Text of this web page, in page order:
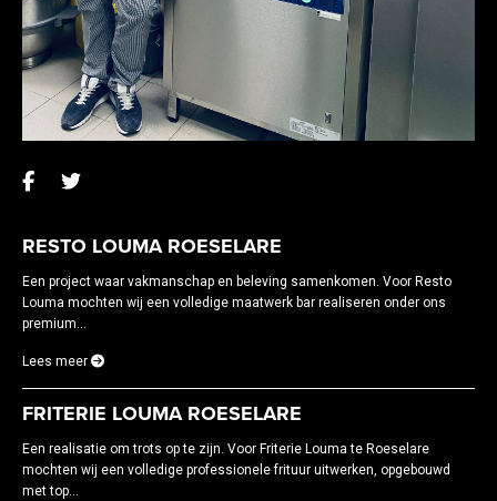
RESTO LOUMA ROESELARE
Een project waar vakmanschap en beleving samenkomen. Voor Resto
Louma mochten wij een volledige maatwerk bar realiseren onder ons
premium...
Lees meer
FRITERIE LOUMA ROESELARE
Een realisatie om trots op te zijn. Voor Friterie Louma te Roeselare
mochten wij een volledige professionele frituur uitwerken, opgebouwd
met top...